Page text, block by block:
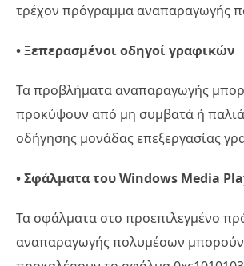
τρέχον πρόγραμμα αναπαραγωγής
• Ξεπερασμένοι οδηγοί γραφικών
Τα προβλήματα αναπαραγωγής
προκύψουν από μη συμβατά ή
οδήγησης μονάδας επεξεργασίας
• Σφάλματα του Windows Media
Τα σφάλματα στο προεπιλεγμένο
αναπαραγωγής πολυμέσων μπορούν